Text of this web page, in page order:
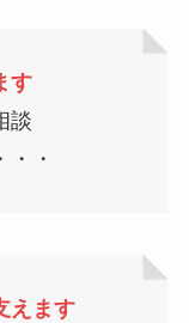
す
談
・
えます